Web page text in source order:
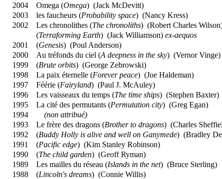
2004
Omega (Omega) (Jack McDevitt)
2003
les faucheurs (Probability space) (Nancy Kress)
2002
Les chronolithes (The chronoliths) (Robert Charles Wilson
(Terraforming Earth) (Jack Williamson) ex-aequos
2001
(Genesis) (Poul Anderson)
2000
Au tréfonds du ciel (A deepness in the sky) (Vernor Vinge)
1999
(Brute orbits) (George Zebrowski)
1998
La paix éternelle (Forever peace) (Joe Haldeman)
1997
Féérie (Fairyland) (Paul J. McAuley)
1996
Les vaisseaux du temps (The time ships) (Stephen Baxter)
1995
La cité des permutants (Permutation city) (Greg Egan)
1994
(non attribué)
1993
Le frère des dragons (Brother to dragons) (Charles
1992
(Buddy Holly is alive and well on Ganymede) (Bradley
1991
(Pacific edge) (Kim Stanley Robinson)
1990
(The child garden) (Geoff Ryman)
1989
Les mailles du réseau (Islands in the net) (Bruce Sterling)
1988
(Lincoln's dreams) (Connie Willis)